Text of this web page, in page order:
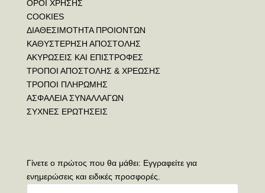
ΟΡΟΙ ΧΡΗΣΗΣ
COOKIES
ΔΙΑΘΕΣΙΜΟΤΗΤΑ ΠΡΟΙΟΝΤΩΝ
ΚΑΘΥΣΤΕΡΗΣΗ ΑΠΟΣΤΟΛΗΣ
ΑΚΥΡΩΣΕΙΣ ΚΑΙ ΕΠΙΣΤΡΟΦΕΣ
ΤΡΟΠΟΙ ΑΠΟΣΤΟΛΗΣ & ΧΡΕΩΣΗΣ
ΤΡΟΠΟΙ ΠΛΗΡΩΜΗΣ
ΑΣΦΑΛΕΙΑ ΣΥΝΑΛΛΑΓΩΝ
ΣΥΧΝΕΣ ΕΡΩΤΗΣΕΙΣ
Γίνετε ο πρώτος που θα μάθει: Εγγραφείτε για
ενημερώσεις και ειδικές προσφορές.